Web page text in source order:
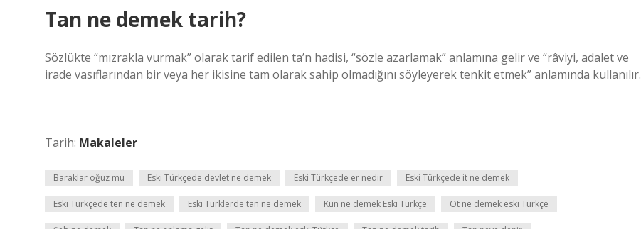
Tan ne demek tarih?
Sözlükte “mızrakla vurmak” olarak tarif edilen ta’n hadisi, “sözle azarlamak” anlamına gelir ve “râviyi, adalet ve
irade vasıflarından bir veya her ikisine tam olarak sahip olmadığını söyleyerek tenkit etmek” anlamında kullanılır.
Tarih: Makaleler
Baraklar oğuz mu Eski Türkçede devlet ne demek Eski Türkçede er nedir Eski Türkçede it ne demek
Eski Türkçede ten ne demek Eski Türklerde tan ne demek Kun ne demek Eski Türkçe Ot ne demek eski Türkçe